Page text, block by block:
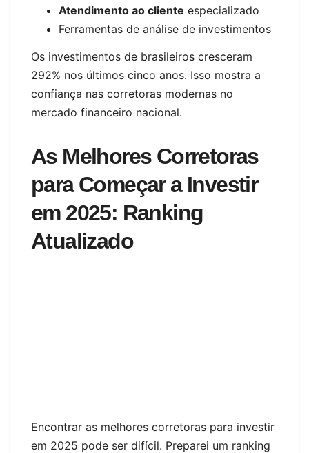
Atendimento ao cliente especializado
Ferramentas de análise de investimentos
Os investimentos de brasileiros cresceram
292% nos últimos cinco anos. Isso mostra a
confiança nas corretoras modernas no
mercado financeiro nacional.
As Melhores Corretoras
para Começar a Investir
em 2025: Ranking
Atualizado
Encontrar as melhores corretoras para investir
em 2025 pode ser difícil. Preparei um ranking